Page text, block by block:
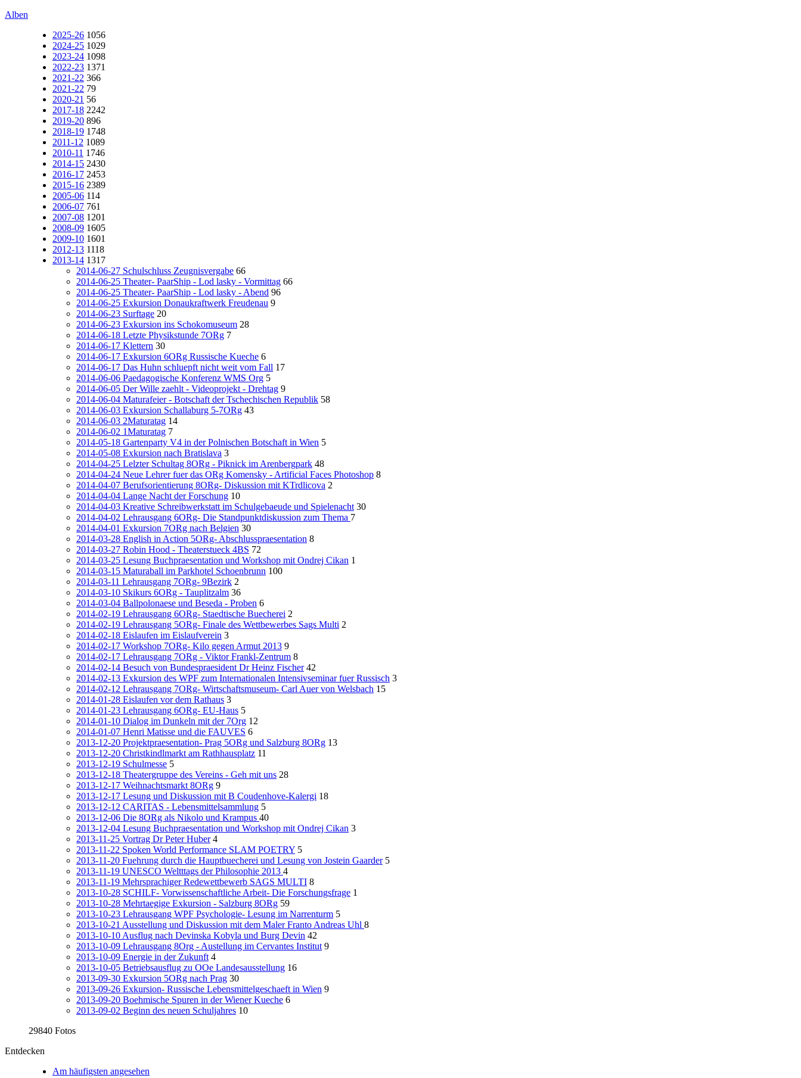
Alben
2025-26 1056
2024-25 1029
2023-24 1098
2022-23 1371
2021-22 366
2021-22 79
2020-21 56
2017-18 2242
2019-20 896
2018-19 1748
2011-12 1089
2010-11 1746
2014-15 2430
2016-17 2453
2015-16 2389
2005-06 114
2006-07 761
2007-08 1201
2008-09 1605
2009-10 1601
2012-13 1118
2013-14 1317
2014-06-27 Schulschluss Zeugnisvergabe 66
2014-06-25 Theater- PaarShip - Lod lasky - Vormittag 66
2014-06-25 Theater- PaarShip - Lod lasky - Abend 96
2014-06-25 Exkursion Donaukraftwerk Freudenau 9
2014-06-23 Surftage 20
2014-06-23 Exkursion ins Schokomuseum 28
2014-06-18 Letzte Physikstunde 7ORg 7
2014-06-17 Klettern 30
2014-06-17 Exkursion 6ORg Russische Kueche 6
2014-06-17 Das Huhn schluepft nicht weit vom Fall 17
2014-06-06 Paedagogische Konferenz WMS Org 5
2014-06-05 Der Wille zaehlt - Videoprojekt - Drehtag 9
2014-06-04 Maturafeier - Botschaft der Tschechischen Republik 58
2014-06-03 Exkursion Schallaburg 5-7ORg 43
2014-06-03 2Maturatag 14
2014-06-02 1Maturatag 7
2014-05-18 Gartenparty V4 in der Polnischen Botschaft in Wien 5
2014-05-08 Exkursion nach Bratislava 3
2014-04-25 Lelzter Schultag 8ORg - Piknick im Arenbergpark 48
2014-04-24 Neue Lehrer fuer das ORg Komensky - Artificial Faces Photoshop 8
2014-04-07 Berufsorientierung 8ORg- Diskussion mit KTrdlicova 2
2014-04-04 Lange Nacht der Forschung 10
2014-04-03 Kreative Schreibwerkstatt im Schulgebaeude und Spielenacht 30
2014-04-02 Lehrausgang 6ORg- Die Standpunktdiskussion zum Thema 7
2014-04-01 Exkursion 7ORg nach Belgien 30
2014-03-28 English in Action 5ORg- Abschlusspraesentation 8
2014-03-27 Robin Hood - Theaterstueck 4BS 72
2014-03-25 Lesung Buchpraesentation und Workshop mit Ondrej Cikan 1
2014-03-15 Maturaball im Parkhotel Schoenbrunn 100
2014-03-11 Lehrausgang 7ORg- 9Bezirk 2
2014-03-10 Skikurs 6ORg - Tauplitzalm 36
2014-03-04 Ballpolonaese und Beseda - Proben 6
2014-02-19 Lehrausgang 6ORg- Staedtische Buecherei 2
2014-02-19 Lehrausgang 5ORg- Finale des Wettbewerbes Sags Multi 2
2014-02-18 Eislaufen im Eislaufverein 3
2014-02-17 Workshop 7ORg- Kilo gegen Armut 2013 9
2014-02-17 Lehrausgang 7ORg - Viktor Frankl-Zentrum 8
2014-02-14 Besuch von Bundespraesident Dr Heinz Fischer 42
2014-02-13 Exkursion des WPF zum Internationalen Intensivseminar fuer Russisch 3
2014-02-12 Lehrausgang 7ORg- Wirtschaftsmuseum- Carl Auer von Welsbach 15
2014-01-28 Eislaufen vor dem Rathaus 3
2014-01-23 Lehrausgang 6ORg- EU-Haus 5
2014-01-10 Dialog im Dunkeln mit der 7Org 12
2014-01-07 Henri Matisse und die FAUVES 6
2013-12-20 Projektpraesentation- Prag 5ORg und Salzburg 8ORg 13
2013-12-20 Christkindlmarkt am Rathhausplatz 11
2013-12-19 Schulmesse 5
2013-12-18 Theatergruppe des Vereins - Geh mit uns 28
2013-12-17 Weihnachtsmarkt 8ORg 9
2013-12-17 Lesung und Diskussion mit B Coudenhove-Kalergi 18
2013-12-12 CARITAS - Lebensmittelsammlung 5
2013-12-06 Die 8ORg als Nikolo und Krampus 40
2013-12-04 Lesung Buchpraesentation und Workshop mit Ondrej Cikan 3
2013-11-25 Vortrag Dr Peter Huber 4
2013-11-22 Spoken World Performance SLAM POETRY 5
2013-11-20 Fuehrung durch die Hauptbuecherei und Lesung von Jostein Gaarder 5
2013-11-19 UNESCO Weltttags der Philosophie 2013 4
2013-11-19 Mehrsprachiger Redewettbewerb SAGS MULTI 8
2013-10-28 SCHILF- Vorwissenschaftliche Arbeit- Die Forschungsfrage 1
2013-10-28 Mehrtaegige Exkursion - Salzburg 8ORg 59
2013-10-23 Lehrausgang WPF Psychologie- Lesung im Narrenturm 5
2013-10-21 Ausstellung und Diskussion mit dem Maler Franto Andreas Uhl 8
2013-10-10 Ausflug nach Devinska Kobyla und Burg Devin 42
2013-10-09 Lehrausgang 8Org - Austellung im Cervantes Institut 9
2013-10-09 Energie in der Zukunft 4
2013-10-05 Betriebsausflug zu OOe Landesausstellung 16
2013-09-30 Exkursion 5ORg nach Prag 30
2013-09-26 Exkursion- Russische Lebensmittelgeschaeft in Wien 9
2013-09-20 Boehmische Spuren in der Wiener Kueche 6
2013-09-02 Beginn des neuen Schuljahres 10
29840 Fotos
Entdecken
Am häufigsten angesehen